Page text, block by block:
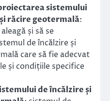
sistemului
răcire geotermală:
și să se
de încălzire și
care să fie adecvat
și condițiile specifice
de încălzire și